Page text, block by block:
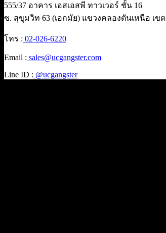
555/37 อาคาร เอสเอสพี ทาวเวอร์ ชั้น 16
ซ. สุขุมวิท 63 (เอกมัย) แขวงคลองตันเหนือ เข
โทร : 02-026-6220
Email : sales@ucgangster.com
Line ID : @ucgangster